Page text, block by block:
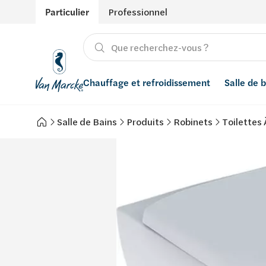
Particulier Professionnel
Chauffage et refroidissement
Chauffage
Salle de
Produits
Énergies renouvelables
Récupération de l'eau de pluie
Adoucisseurs d’eau
Salle de Bains Produits Robinets Toilettes